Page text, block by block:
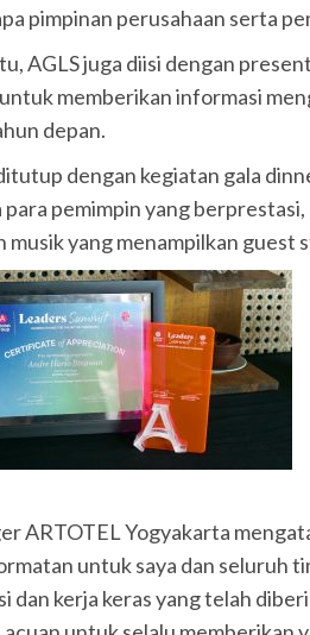
pimpinan perusahaan serta
AGLS juga diisi dengan
memberikan informasi
depan.
dengan kegiatan gala
para pemimpin yang
musik yang menampilkan guest
ARTOTEL Yogyakarta
untuk saya dan seluruh
dan kerja keras yang telah